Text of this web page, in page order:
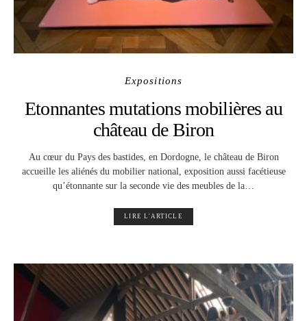
Expositions
Etonnantes mutations mobilières au
château de Biron
Au cœur du Pays des bastides, en Dordogne, le château de Biron
accueille les aliénés du mobilier national, exposition aussi facétieuse
qu’étonnante sur la seconde vie des meubles de la…
LIRE L'ARTICLE